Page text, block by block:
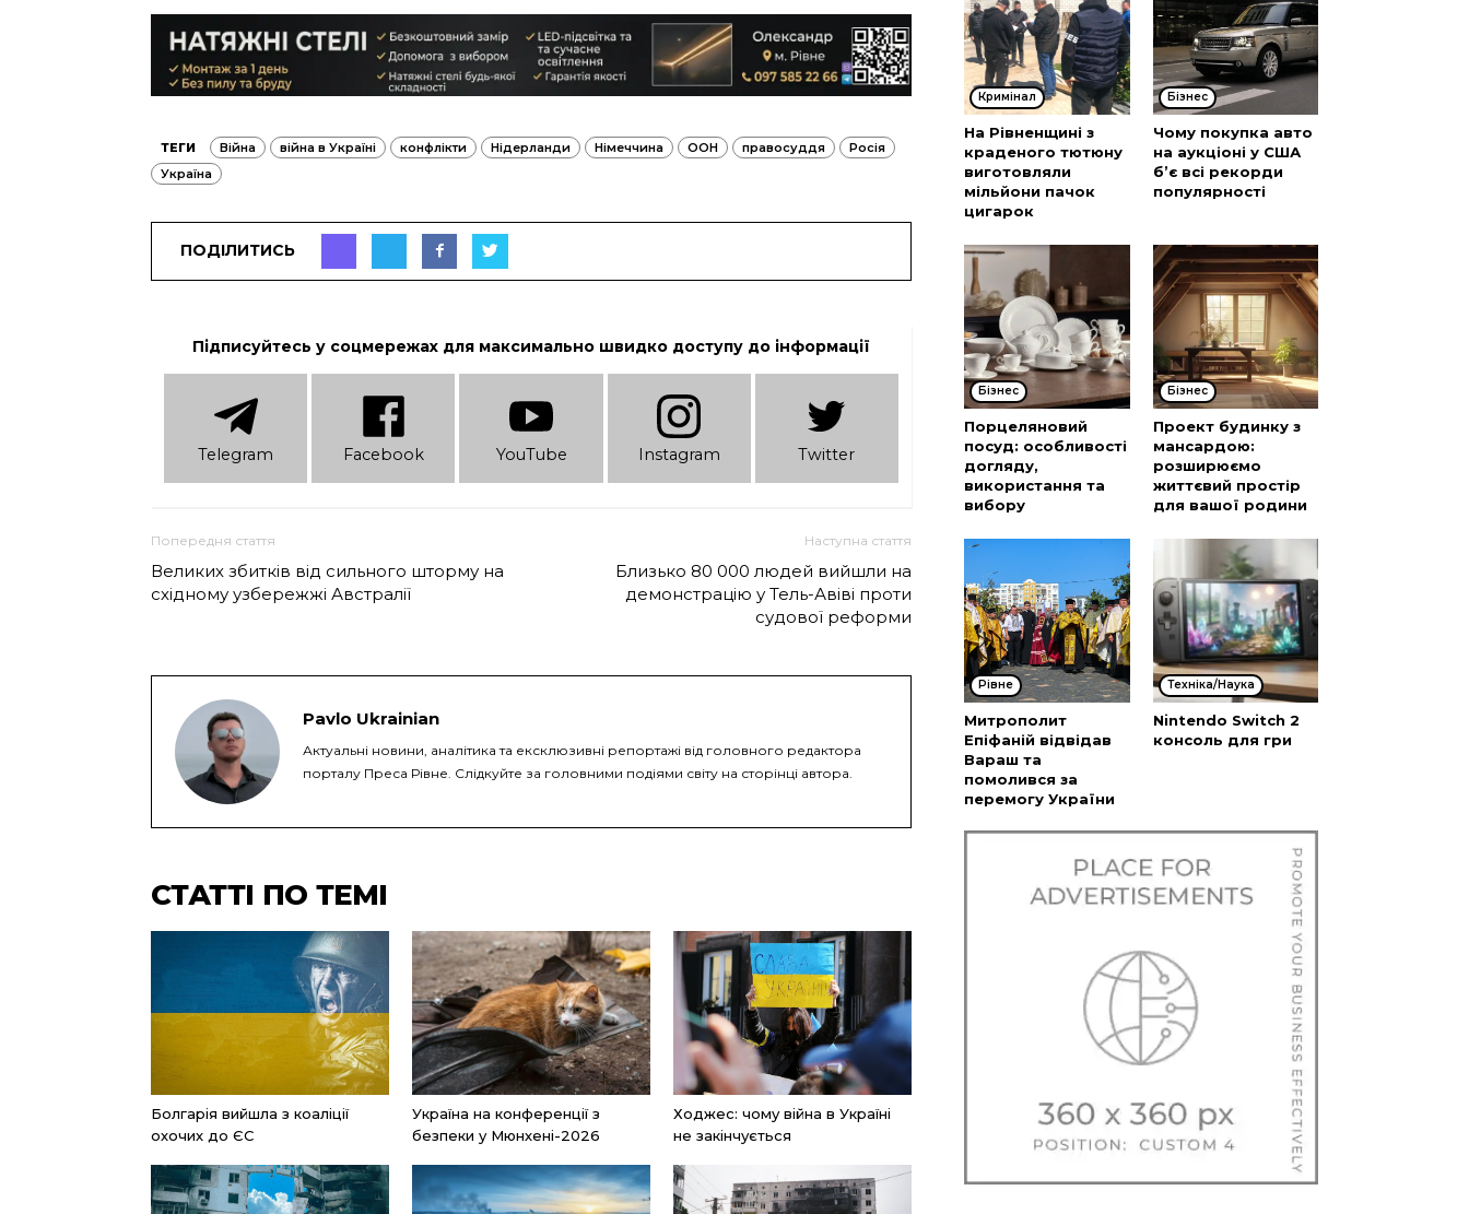
ТЕГИ Війна війна в Україні конфлікти Нідерланди Німеччина ООН правосуддя
Росія
Україна
ПОДІЛИТИСЬ
Підписуйтесь у соцмережах для максимально швидко доступу до інформації
Telеgram Facebook YouTube Instagram Twitter
Попередня стаття
Великих збитків від сильного шторму на
східному узбережжі Австралії
Наступна стаття
Близько 80 000 людей вийшли на
демонстрацію у Тель-Авіві проти
судової реформи
Pavlo Ukrainian
Актуальні новини, аналітика та ексклюзивні репортажі від головного редактора
порталу Преса Рівне. Слідкуйте за головними подіями світу на сторінці автора.
СТАТТІ ПО ТЕМІ
Болгарія вийшла з коаліції
охочих до ЄС
Україна на конференції з
безпеки у Мюнхені-2026
Ходжес: чому війна в Україні
не закінчується
Кримінал
На Рівненщині з
краденого тютюну
виготовляли
мільйони пачок
цигарок
Бізнес
Чому покупка авто
на аукціоні у США
б’є всі рекорди
популярності
Бізнес
Порцеляновий
посуд: особливості
догляду,
використання та
вибору
Бізнес
Проект будинку з
мансардою:
розширюємо
життєвий простір
для вашої родини
Рівне
Митрополит
Епіфаній відвідав
Вараш та
помолився за
перемогу України
Техніка/Наука
Nintendo Switch 2
консоль для гри